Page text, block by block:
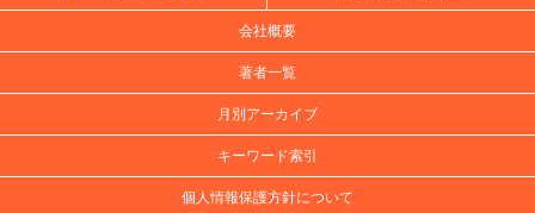
会社概要
著者一覧
月別アーカイブ
キーワード索引
個人情報保護方針について